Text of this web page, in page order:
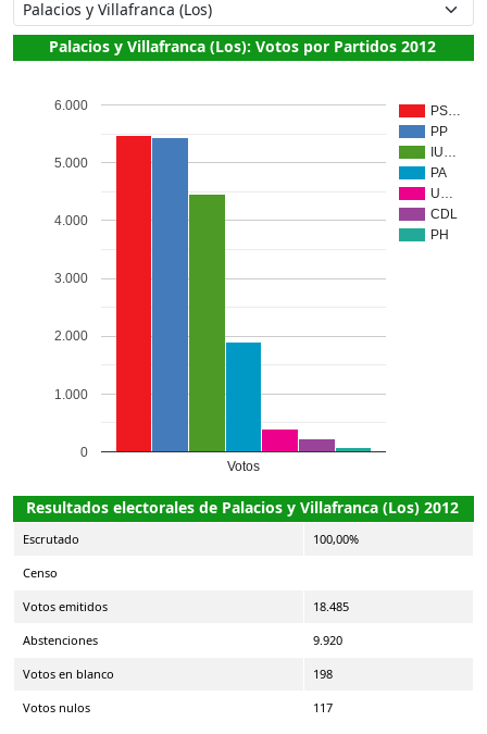
Palacios y Villafranca (Los): Votos por Partidos 2012
PS…
PP
IU…
PA
U…
CDL
PH
Votos
0
1.000
2.000
3.000
4.000
5.000
6.000
Resultados electorales de Palacios y Villafranca (Los) 2012
Escrutado 100,00%
Censo
Votos emitidos 18.485
Abstenciones 9.920
Votos en blanco 198
Votos nulos 117